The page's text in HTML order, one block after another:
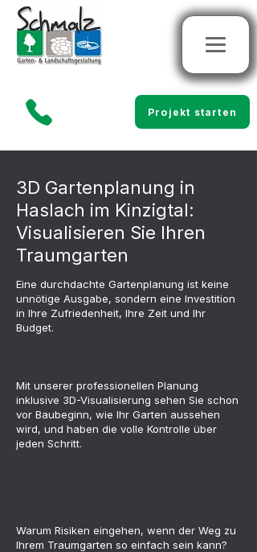
Projekt starten
3D Gartenplanung in
Haslach im Kinzigtal:
Visualisieren Sie Ihren
Traumgarten
Eine durchdachte Gartenplanung ist keine
unnötige Ausgabe, sondern eine Investition
in Ihre Zufriedenheit, Ihre Zeit und Ihr
Budget.
Mit unserer professionellen Planung
inklusive 3D-Visualisierung sehen Sie schon
vor Baubeginn, wie Ihr Garten aussehen
wird, und haben die volle Kontrolle über
jeden Schritt.
Warum Risiken eingehen, wenn der Weg zu
Ihrem Traumgarten so einfach sein kann?